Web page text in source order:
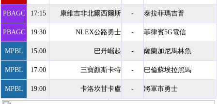
PBAGC 17:15 康維吉非北爾西爾斯 - 泰拉菲瑪吉普
PBAGC 19:30 NLEX公路勇士 - 菲律賓5G電信
MPBL 15:00 巴丹崛起 - 薩蘭加尼馬林魚
MPBL 17:00 三寶顏斯卡特 - 巴倫蘇埃拉黑馬
MPBL 19:00 卡洛坎甘卡盧 - 將軍市勇士